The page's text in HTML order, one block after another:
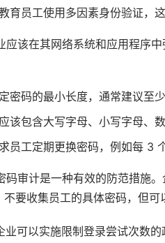
育员工使用多因素身份验证，
应该在其网络系统和应用程序
密码的最小长度，通常建议至少
该包含大写字母、小写字母、
员工定期更换密码，例如每 3
码审计是一种有效的防范措施
要收集员工的具体密码，但
业可以实施限制登录尝试次数